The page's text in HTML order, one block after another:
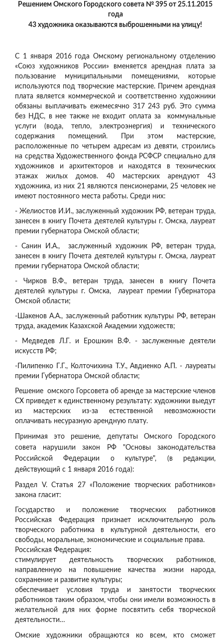
Решением Омского Городского совета № 395 от 25.11.2015
года
43 художника оказываются выброшенными на улицу!
С 1 января 2016 года Омскому региональному отделению
«Союз художников России» вменяется арендная плата за
пользование муниципальными помещениями, которые
используются под творческие мастерские. Причем арендная
плата является коммерческой и соответственно художники
обязаны выплачивать ежемесячно 317 243 руб. Это сумма
без НДС, в нее также не входит оплата за коммунальные
услуги (вода, тепло, электроэнергия) и технического
содержания помещений. При этом мастерские,
расположенные по четырем адресам из девяти, строились
на средства Художественного фонда РСФСР специально для
художников и архитекторов и находятся в технических
этажах жилых домов. 40 мастерских арендуют 43
художника, из них 21 являются пенсионерами, 25 человек не
имеют постоянного места работы. Среди них:
- Желиостов И.И., заслуженный художник РФ, ветеран труда,
занесен в книгу Почета деятелей культуры г. Омска, лауреат
премии губернатора Омской области;
- Санин И.А., заслуженный художник РФ, ветеран труда,
занесен в книгу Почета деятелей культуры г. Омска, лауреат
премии губернатора Омской области;
- Чирков В.Ф., ветеран труда, занесен в книгу Почета
деятелей культуры г. Омска, лауреат премии Губернатора
Омской области;
-Шакенов А.А., заслуженный работник культуры РФ, ветеран
труда, академик Казахской Академии художеств;
- Медведев Л.Г. и Ерошкин В.Ф. - заслуженные деятели
искусств РФ;
-Пилипенко Г.Г., Колточихина Т.У., Авдиенко А.П. - лауреаты
премии Губернатора Омской области;
Решение омского Горсовета об аренде за мастерские членов
СХ приведет к единственному результату: художники выедут
из мастерских из-за естественной невозможности
оплачивать несуразную арендную плату.
Принимая это решение, депутаты Омского Городского
совета нарушили закон РФ "Основы законодательства
Российской Федерации о культуре", (в редакции,
действующий с 1 января 2016 года):
Раздел V. Статья 27 «Положение творческих работников»
закона гласит:
Государство и положение творческих работников
Российская Федерация признает исключительную роль
творческого работника в культурной деятельности, его
свободы, моральные, экономические и социальные права.
Российская Федерация:
стимулирует деятельность творческих работников,
направленную на повышение качества жизни народа,
сохранение и развитие культуры;
обеспечивает условия труда и занятости творческих
работников таким образом, чтобы они имели возможность в
желательной для них форме посвятить себя творческой
деятельности…
Омские художники обращаются ко всем, кто сможет